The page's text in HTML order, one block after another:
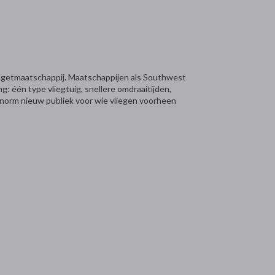
Maatschappijen als Southwest
één type vliegtuig, snellere omdraaitijden,
nieuw publiek voor wie vliegen voorheen